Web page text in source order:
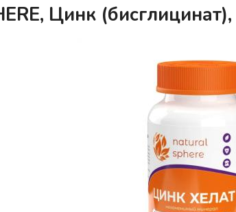
Цинк